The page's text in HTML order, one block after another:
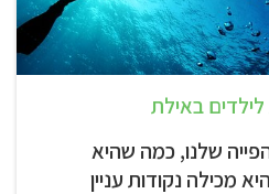
באילת
שלנו, כמה שהיא
מכילה נקודות עניין